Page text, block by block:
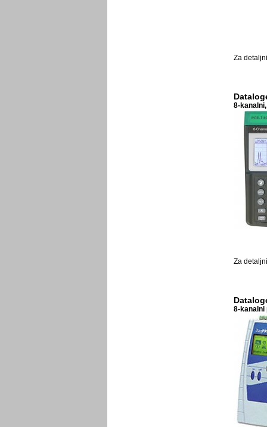
Za
8-
Za
8-kanalni